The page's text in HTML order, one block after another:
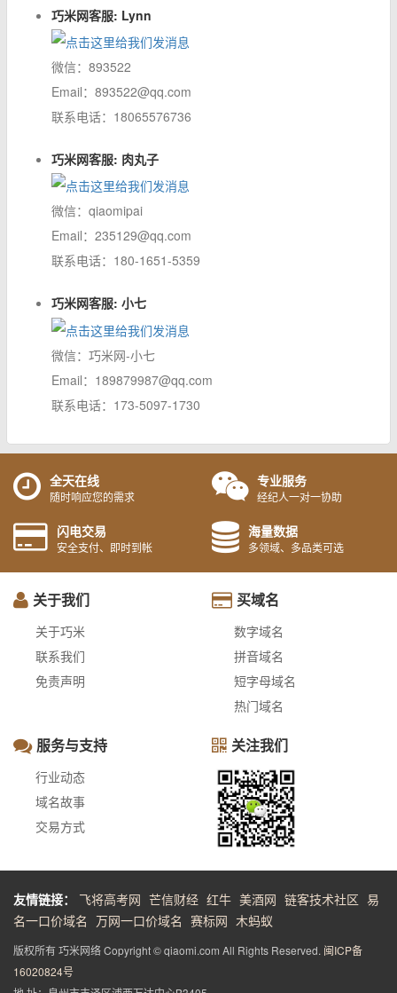
巧米网客服: Lynn
微信：893522
Email：893522@qq.com
联系电话：18065576736
巧米网客服: 肉丸子
微信：qiaomipai
Email：235129@qq.com
联系电话：180-1651-5359
巧米网客服: 小七
微信：巧米网-小七
Email：189879987@qq.com
联系电话：173-5097-1730
全天在线
随时响应您的需求
专业服务
经纪人一对一协助
闪电交易
安全支付、即时到帐
海量数据
多领域、多品类可选
关于我们
关于巧米
联系我们
免责声明
买域名
数字域名
拼音域名
短字母域名
热门域名
服务与支持
行业动态
域名故事
交易方式
关注我们
友情链接： 飞将高考网 芒信财经 红牛 美酒网 链客技术社区 易
名一口价域名 万网一口价域名 赛标网 木蚂蚁
版权所有 巧米网络 Copyright © qiaomi.com All Rights Reserved. 闽ICP备
16020824号